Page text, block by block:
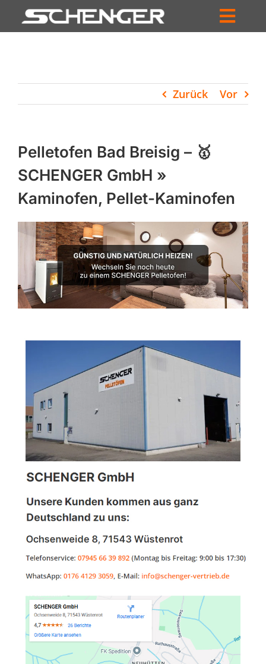
Inhalt
HÄNDLERSUCHE
UNTERNEHMEN
PROFIL
WARENKORB
PRODUCTS
SEARCH
Zurück Vor
Pelletofen Bad Breisig – 🥇
SCHENGER GmbH »
Kaminofen, Pellet-Kaminofen